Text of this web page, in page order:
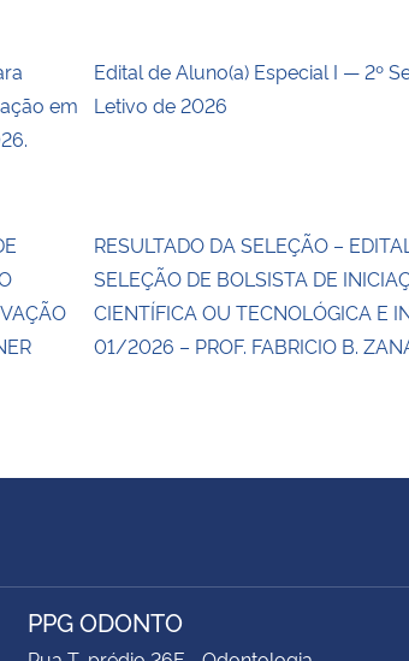
em
Edital de Aluno(a) Especial I — 2º
Letivo de 2026
RESULTADO DA SELEÇÃO –
SELEÇÃO DE BOLSISTA DE
CIENTÍFICA OU TECNOLÓGICA E
01/2026 – PROF. FABRICIO B.
PPG ODONTO